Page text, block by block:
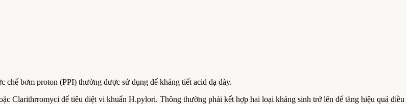
bơm proton (PPI) thường được sử dụng để kháng tiết acid dạ dày.
Clarithrromyci để tiêu diệt vi khuẩn H.pylori. Thông thường phải kết hợp hai loại kháng sinh trở lên để tăng hiệu quả điều